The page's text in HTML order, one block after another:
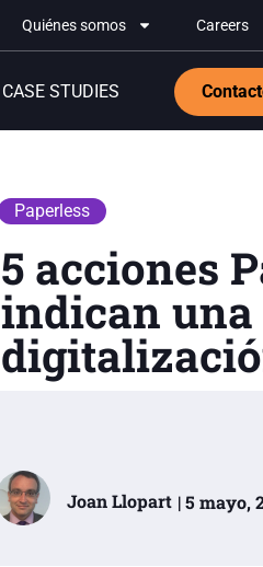
Quiénes somos Careers
CASE STUDIES
Paperless
5 acciones
indican una
Joan Llopart | 5 mayo,